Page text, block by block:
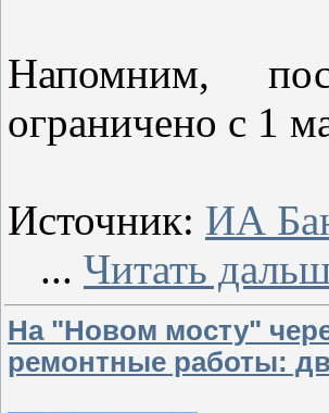
Напомним,
ограничено с 1
Источник: ИА
... Читать
На "Новом мосту"
ремонтные работы: